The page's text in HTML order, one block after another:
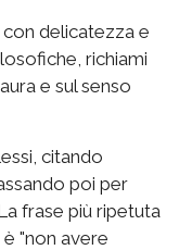
delicatezza e
richiami
e sul senso
citando
poi per
frase più ripetuta
"non avere